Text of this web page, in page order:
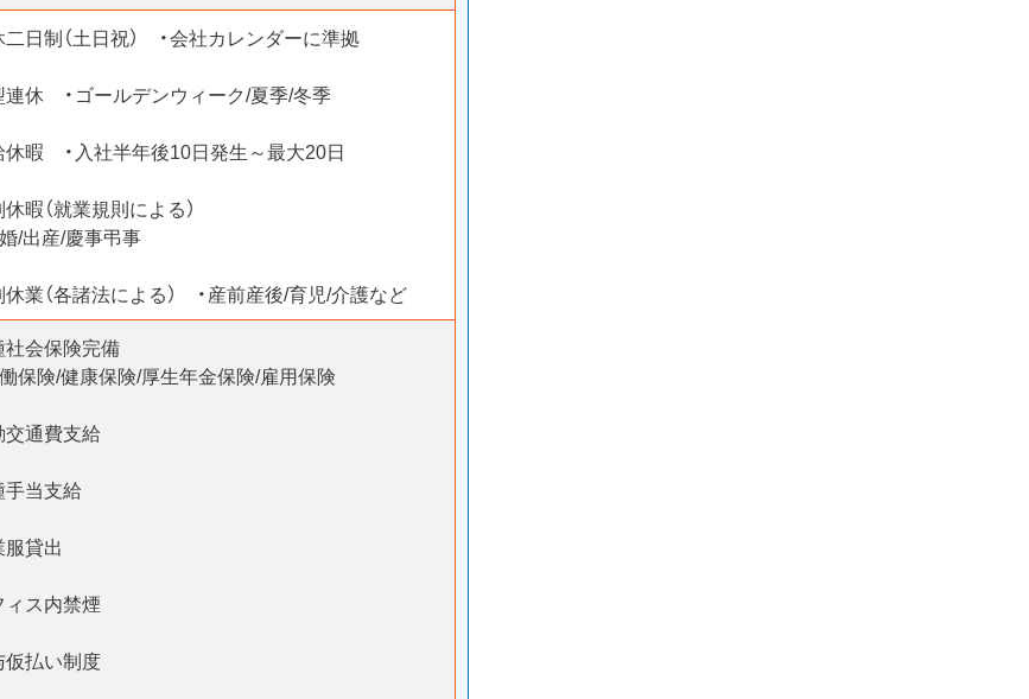
日制（土日祝） ・会社カレンダーに準拠
連休 ・ゴールデンウィーク/夏季/冬季
休暇 ・入社半年後10日発生～最大20日
暇（就業規則による）
/出産/慶事弔事
業（各諸法による） ・産前産後/育児/介護など
社会保険完備
保険/健康保険/厚生年金保険/雇用保険
交通費支給
手当支給
貸出
ィス内禁煙
仮払い制度